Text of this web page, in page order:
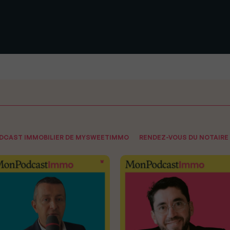
IMMOBILIER DE MYSWEETIMMO RENDEZ-VOUS DU NOTAIRE